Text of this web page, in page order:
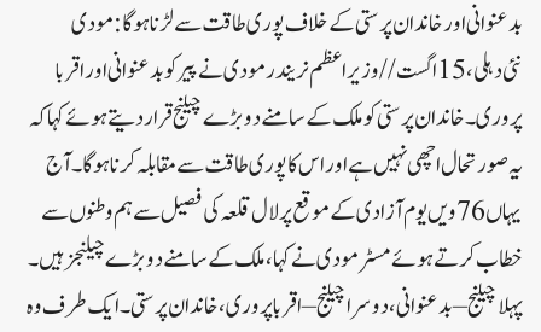
بدعنوانی اور خاندان پرستی کے خلاف پوری طاقت سے لڑنا ہو گا: مودی
نئی دہلی، 15 اگست//وزیر اعظم نریندر مودی نے پیر کو بدعنوانی اور اقربا
پروری۔ خاندان پرستی کو ملک کے سامنے دو بڑے چیلنج قرار دیتے ہوئے کہا کہ
یہ صورتحال اچھی نہیں ہے اور اس کا پوری طاقت سے مقابلہ کرنا ہوگا۔آج
یہاں 76ویں یوم آزادی کے موقع پر لال قلعہ کی فصیل سے ہم وطنوں سے
خطاب کرتے ہوئے مسٹر مودی نے کہا،ملک کے سامنے دو بڑے چیلنجز ہیں۔
پہلا چیلنج – بدعنوانی، دوسرا چیلنج – اقربا پروری، خاندان پرستی۔ایک طرف وہ